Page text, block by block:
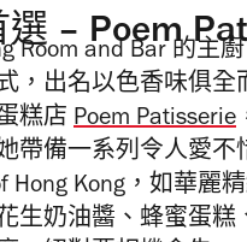
– Poem
Room and Bar 的主
，出名以色香味俱全
糕店 Poem Patisserie
帶備一系列令人愛不
Hong Kong ， 如華麗
生奶油醬、蜂蜜蛋糕